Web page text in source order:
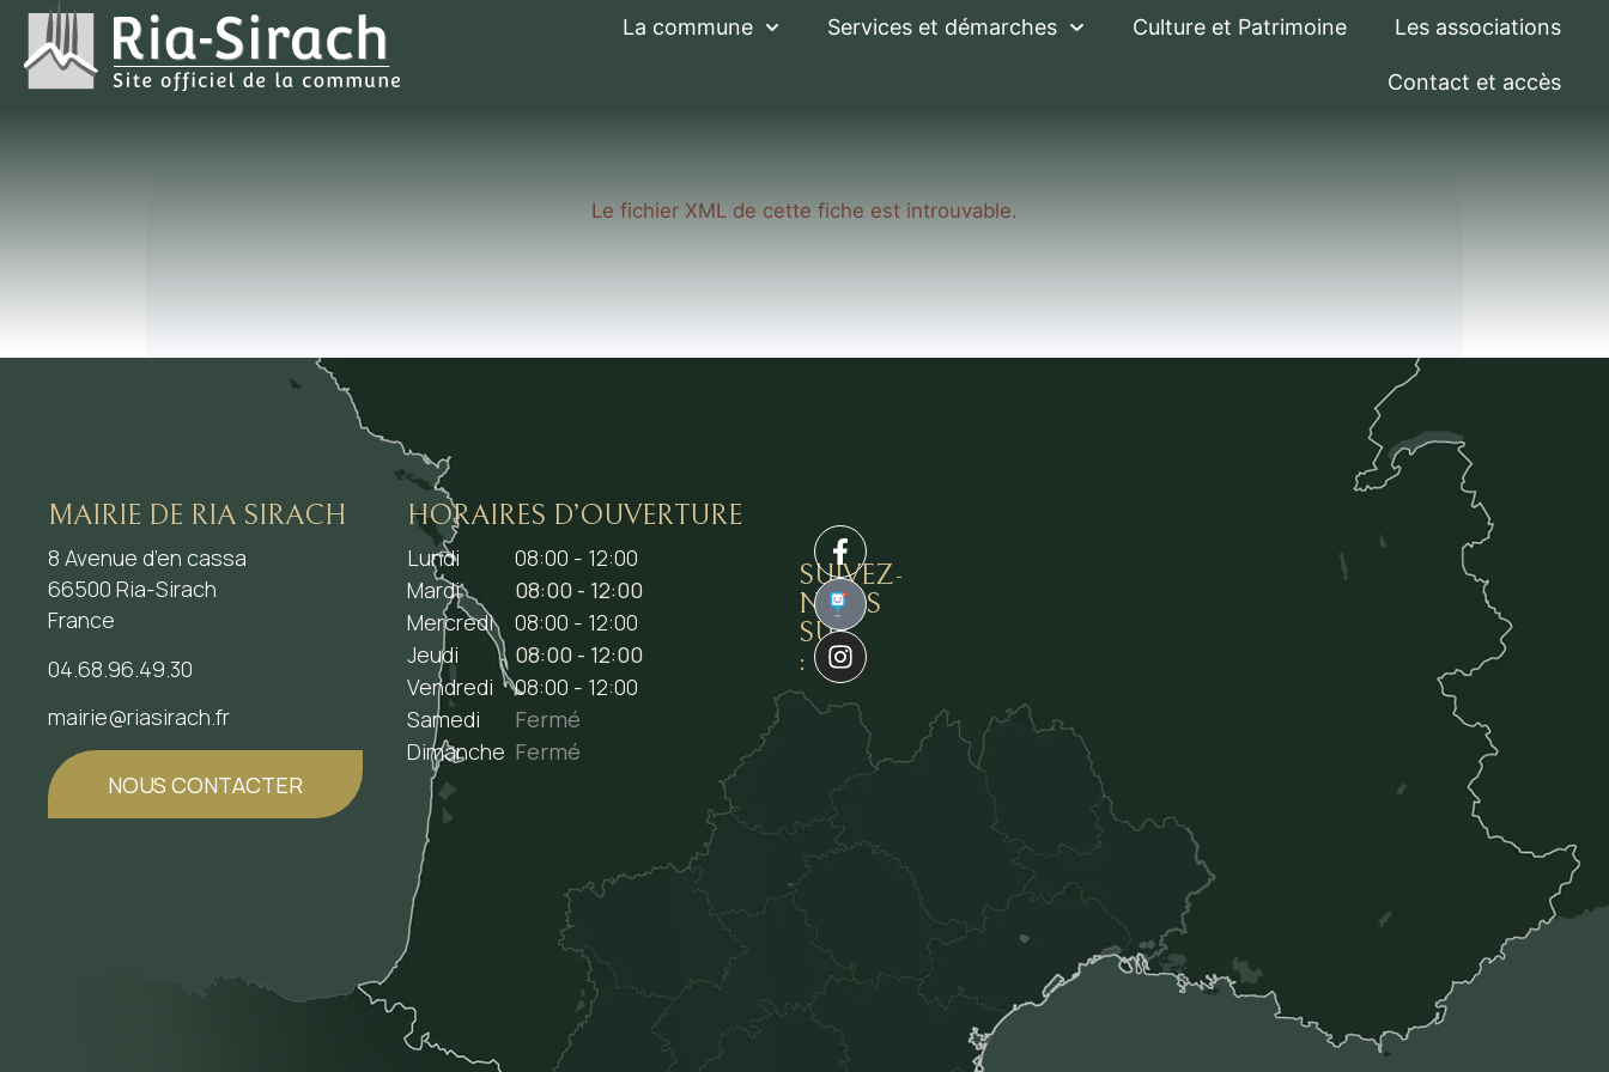
La commune Services et démarches Culture et Patrimoine Les associations
Contact et accès
Le fichier XML de cette fiche est introuvable.
MAIRIE DE RIA SIRACH
8 Avenue d’en cassa
66500 Ria-Sirach
France
04.68.96.49.30
mairie@riasirach.fr
NOUS CONTACTER
HORAIRES D’OUVERTURE
Lundi
08:00 - 12:00
Mardi
08:00 - 12:00
Mercredi
08:00 - 12:00
Jeudi
08:00 - 12:00
Vendredi
08:00 - 12:00
Samedi
Fermé
Dimanche Fermé
SUIVEZ-
NOUS
SUR
:
1